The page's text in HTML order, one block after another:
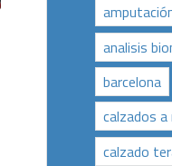
analisis
barcelona
calzados a
calzado